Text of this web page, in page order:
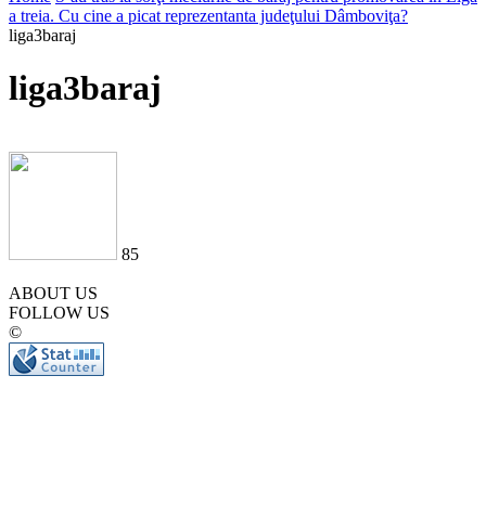
a treia. Cu cine a picat reprezentanta judeţului Dâmboviţa?
liga3baraj
liga3baraj
85
ABOUT US
FOLLOW US
©